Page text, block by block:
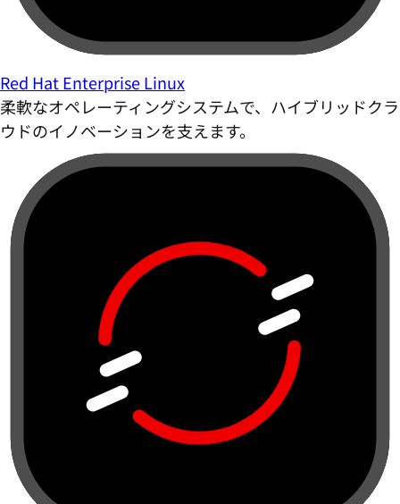
Red Hat Enterprise Linux
柔軟なオペレーティングシステムで、ハイブリッドクラ
ウドのイノベーションを支えます。